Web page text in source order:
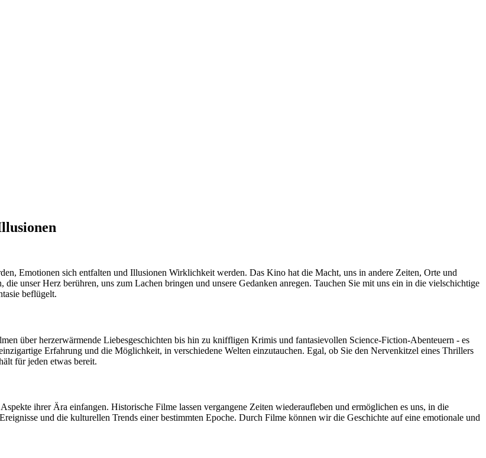
Emotionen sich entfalten und Illusionen Wirklichkeit werden. Das Kino hat die Macht, uns in andere Zeiten, Orte und
unser Herz berühren, uns zum Lachen bringen und unsere Gedanken anregen. Tauchen Sie mit uns ein in die vielschichtige
beflügelt.
über herzerwärmende Liebesgeschichten bis hin zu kniffligen Krimis und fantasievollen Science-Fiction-Abenteuern - es
Erfahrung und die Möglichkeit, in verschiedene Welten einzutauchen. Egal, ob Sie den Nervenkitzel eines Thrillers
für jeden etwas bereit.
ihrer Ära einfangen. Historische Filme lassen vergangene Zeiten wiederaufleben und ermöglichen es uns, in die
und die kulturellen Trends einer bestimmten Epoche. Durch Filme können wir die Geschichte auf eine emotionale und